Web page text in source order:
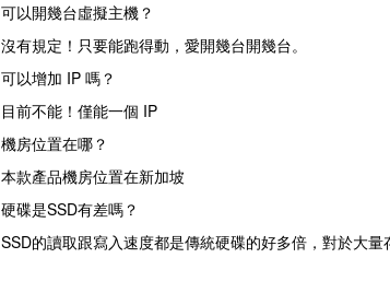
可以開幾台虛擬主機？
沒有規定！只要能跑得動，愛開幾台開幾台。
可以增加 IP 嗎？
目前不能！僅能一個 IP
機房位置在哪？
本款產品機房位置在新加坡
硬碟是SSD有差嗎？
SSD的讀取跟寫入速度都是傳統硬碟的好多倍，對於大量